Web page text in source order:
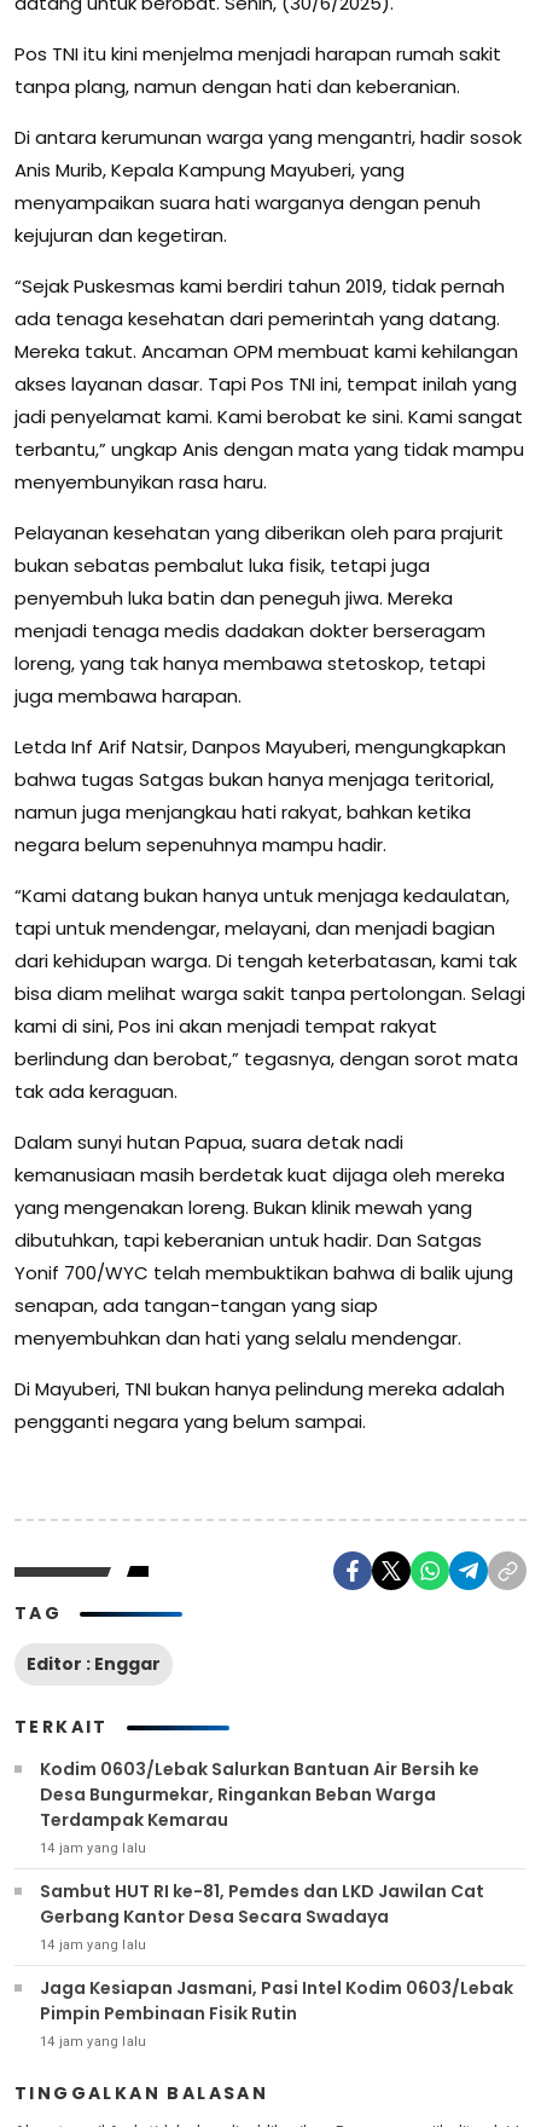
Pos TNI itu kini menjelma menjadi harapan rumah sakit
tanpa plang, namun dengan hati dan keberanian.
Di antara kerumunan warga yang mengantri, hadir sosok
Anis Murib, Kepala Kampung Mayuberi, yang
menyampaikan suara hati warganya dengan penuh
kejujuran dan kegetiran.
“Sejak Puskesmas kami berdiri tahun 2019, tidak pernah
ada tenaga kesehatan dari pemerintah yang datang.
Mereka takut. Ancaman OPM membuat kami kehilangan
akses layanan dasar. Tapi Pos TNI ini, tempat inilah yang
jadi penyelamat kami. Kami berobat ke sini. Kami sangat
terbantu,” ungkap Anis dengan mata yang tidak mampu
menyembunyikan rasa haru.
Pelayanan kesehatan yang diberikan oleh para prajurit
bukan sebatas pembalut luka fisik, tetapi juga
penyembuh luka batin dan peneguh jiwa. Mereka
menjadi tenaga medis dadakan dokter berseragam
loreng, yang tak hanya membawa stetoskop, tetapi
juga membawa harapan.
Letda Inf Arif Natsir, Danpos Mayuberi, mengungkapkan
bahwa tugas Satgas bukan hanya menjaga teritorial,
namun juga menjangkau hati rakyat, bahkan ketika
negara belum sepenuhnya mampu hadir.
“Kami datang bukan hanya untuk menjaga kedaulatan,
tapi untuk mendengar, melayani, dan menjadi bagian
dari kehidupan warga. Di tengah keterbatasan, kami tak
bisa diam melihat warga sakit tanpa pertolongan. Selagi
kami di sini, Pos ini akan menjadi tempat rakyat
berlindung dan berobat,” tegasnya, dengan sorot mata
tak ada keraguan.
Dalam sunyi hutan Papua, suara detak nadi
kemanusiaan masih berdetak kuat dijaga oleh mereka
yang mengenakan loreng. Bukan klinik mewah yang
dibutuhkan, tapi keberanian untuk hadir. Dan Satgas
Yonif 700/WYC telah membuktikan bahwa di balik ujung
senapan, ada tangan-tangan yang siap
menyembuhkan dan hati yang selalu mendengar.
Di Mayuberi, TNI bukan hanya pelindung mereka adalah
pengganti negara yang belum sampai.
TAG
Editor : Enggar
TERKAIT
Kodim 0603/Lebak Salurkan Bantuan Air Bersih ke
Desa Bungurmekar, Ringankan Beban Warga
Terdampak Kemarau
14 jam yang lalu
Sambut HUT RI ke-81, Pemdes dan LKD Jawilan Cat
Gerbang Kantor Desa Secara Swadaya
14 jam yang lalu
Jaga Kesiapan Jasmani, Pasi Intel Kodim 0603/Lebak
Pimpin Pembinaan Fisik Rutin
14 jam yang lalu
TINGGALKAN BALASAN